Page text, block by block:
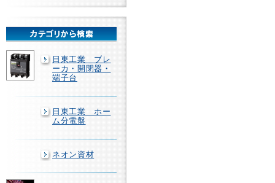
で
販
売
日東工業 ブレ
ーカ・開閉器・
端子台
日東工業 ホー
ム分電盤
ネオン資材